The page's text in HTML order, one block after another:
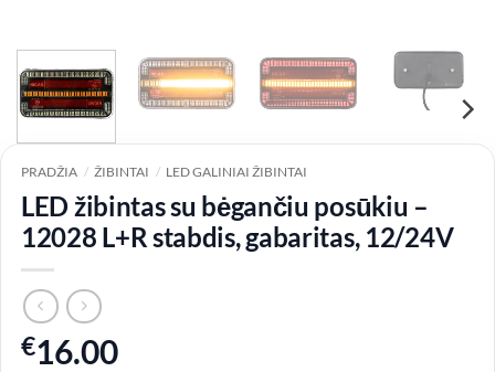
PRADŽIA / ŽIBINTAI / LED GALINIAI ŽIBINTAI
LED žibintas su bėgančiu posūkiu –
12028 L+R stabdis, gabaritas, 12/24V
€16.00